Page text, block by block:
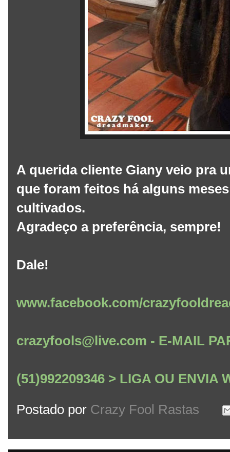
A querida cliente Giany veio pra
que foram feitos há alguns
cultivados.
Agradeço a preferência, sempre!
Dale!
www.facebook.com/
crazyfools@live.com - E-MAIL
(51)992209346 > LIGA OU ENVIA
Postado por Crazy Fool Rastas